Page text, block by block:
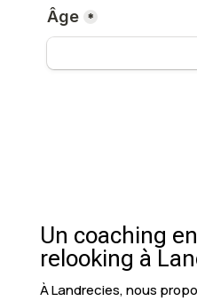
Un coaching
relooking à
À Landrecies, nous